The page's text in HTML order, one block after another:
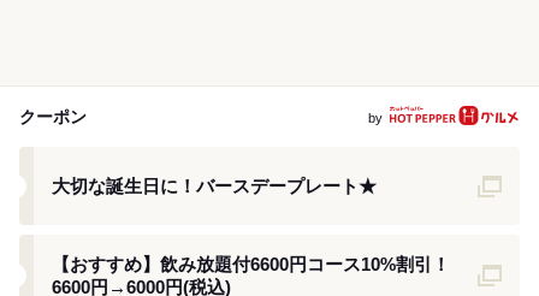
クーポン by
大切な誕生日に！バースデープレート★
【おすすめ】飲み放題付6600円コース10%割引！
6600円→6000円(税込)